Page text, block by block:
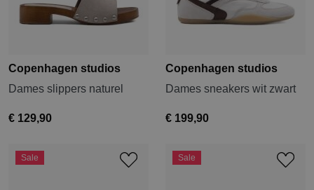
Copenhagen studios
Dames slippers naturel
€ 129,90
Copenhagen studios
Dames sneakers wit zwart
€ 199,90
Sale Sale